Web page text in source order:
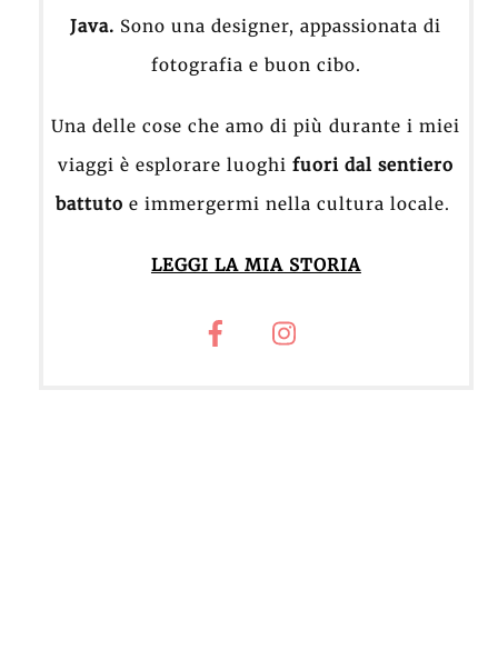
Java. Sono una designer, appassionata di
fotografia e buon cibo.
Una delle cose che amo di più durante i miei
viaggi è esplorare luoghifuori dal sentiero
battuto e immergermi nella cultura locale.
LEGGI LA MIA STORIA